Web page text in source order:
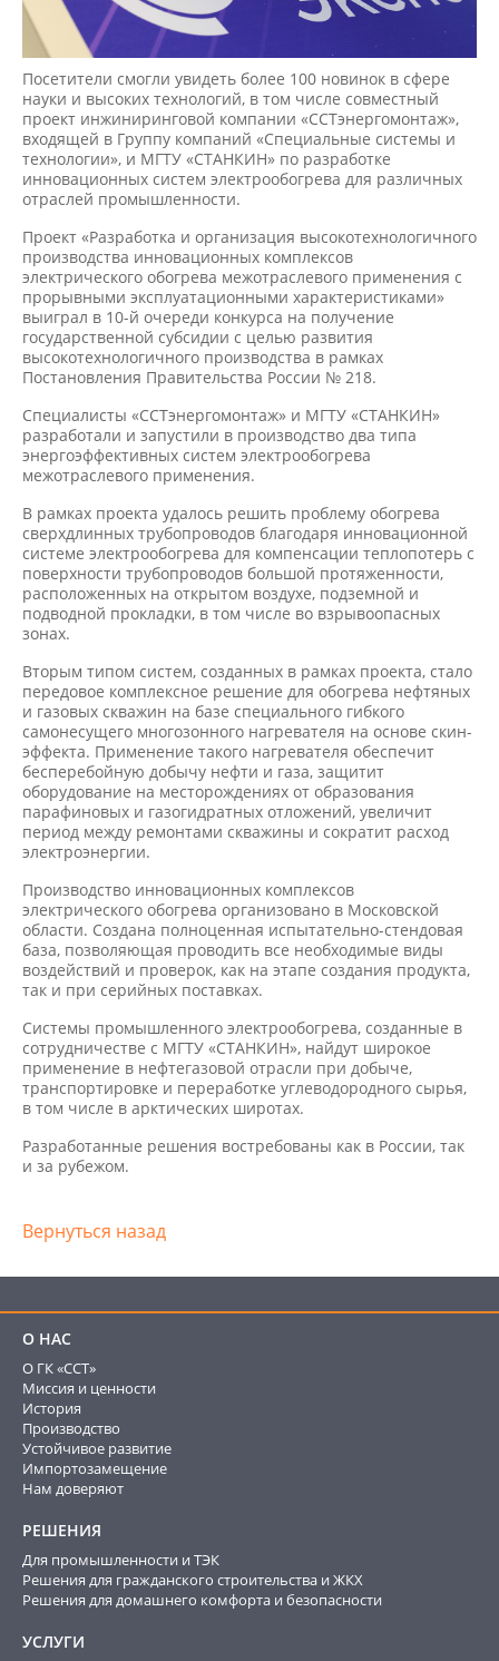
Посетители смогли увидеть более 100 новинок в сфере
науки и высоких технологий, в том числе совместный
проект инжиниринговой компании «ССТэнергомонтаж»,
входящей в Группу компаний «Специальные системы и
технологии», и МГТУ «СТАНКИН» по разработке
инновационных систем электрообогрева для различных
отраслей промышленности.
Проект «Разработка и организация высокотехнологичного
производства инновационных комплексов
электрического обогрева межотраслевого применения с
прорывными эксплуатационными характеристиками»
выиграл в 10-й очереди конкурса на получение
государственной субсидии с целью развития
высокотехнологичного производства в рамках
Постановления Правительства России № 218.
Специалисты «ССТэнергомонтаж» и МГТУ «СТАНКИН»
разработали и запустили в производство два типа
энергоэффективных систем электрообогрева
межотраслевого применения.
В рамках проекта удалось решить проблему обогрева
сверхдлинных трубопроводов благодаря инновационной
системе электрообогрева для компенсации теплопотерь с
поверхности трубопроводов большой протяженности,
расположенных на открытом воздухе, подземной и
подводной прокладки, в том числе во взрывоопасных
зонах.
Вторым типом систем, созданных в рамках проекта, стало
передовое комплексное решение для обогрева нефтяных
и газовых скважин на базе специального гибкого
самонесущего многозонного нагревателя на основе скин-
эффекта. Применение такого нагревателя обеспечит
бесперебойную добычу нефти и газа, защитит
оборудование на месторождениях от образования
парафиновых и газогидратных отложений, увеличит
период между ремонтами скважины и сократит расход
электроэнергии.
Производство инновационных комплексов
электрического обогрева организовано в Московской
области. Создана полноценная испытательно-стендовая
база, позволяющая проводить все необходимые виды
воздействий и проверок, как на этапе создания продукта,
так и при серийных поставках.
Системы промышленного электрообогрева, созданные в
сотрудничестве с МГТУ «СТАНКИН», найдут широкое
применение в нефтегазовой отрасли при добыче,
транспортировке и переработке углеводородного сырья,
в том числе в арктических широтах.
Разработанные решения востребованы как в России, так
и за рубежом.
Вернуться назад
О НАС
О ГК «ССТ»
Миссия и ценности
История
Производство
Устойчивое развитие
Импортозамещение
Нам доверяют
РЕШЕНИЯ
Для промышленности и ТЭК
Решения для гражданского строительства и ЖКХ
Решения для домашнего комфорта и безопасности
УСЛУГИ